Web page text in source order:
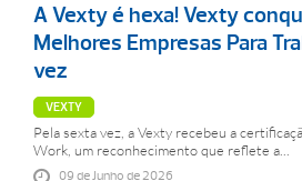
A Vexty é hexa! Vexty
Melhores Empresas Para
vez
VEXTY
Pela sexta vez, a Vexty recebeu a
Work, um reconhecimento que reflete a...
09 de Junho de 2026